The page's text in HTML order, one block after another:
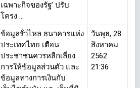
เฉพาะกิจของรัฐ’ ปรับ
โครง ...
ข้อมูลรั่วไหล ธนาคารแห่ง
ประเทศไทย เตือน
ประชาชนควรหลีกเลี่ยง
การให้ข้อมูลส่วนตัว และ
ข้อมูลทางการเงินกับ
วันพุธ, 28
สิงหาคม
2562
21:36